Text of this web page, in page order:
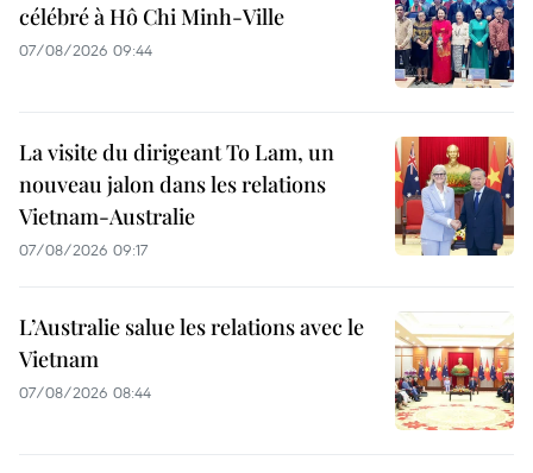
célébré à Hô Chi Minh-Ville
07/08/2026 09:44
La visite du dirigeant To Lam, un
nouveau jalon dans les relations
Vietnam-Australie
07/08/2026 09:17
L’Australie salue les relations avec le
Vietnam
07/08/2026 08:44